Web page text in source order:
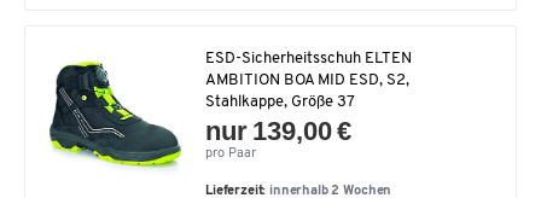
ESD-Sicherheitsschuh ELTEN
AMBITION BOA MID ESD, S2,
Stahlkappe, Größe 37
nur 139,00 €
pro Paar
Lieferzeit: innerhalb 2 Wochen